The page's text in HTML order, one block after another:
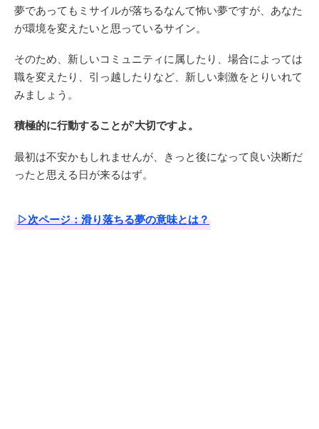
夢であってもミサイルが落ちるなんて怖い夢ですが、あなた
が環境を変えたいと思っているサイン。
そのため、新しいコミュニティに属したり、場合によっては
職を変えたり、引っ越したりなど、新しい刺激をとりいれて
みましょう。
積極的に行動することが’大切ですよ。
最初は不安かもしれませんが、きっと後になって良い決断だ
ったと思える日が来るはず。
▷次ページ：滑り落ちる夢の意味とは？